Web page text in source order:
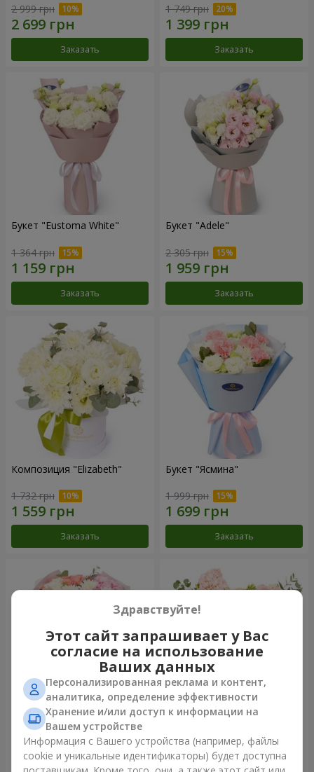
2 999 грн
Заказать
1 749 грн
Заказать
Букет "Eustoma White"
1 364 грн
Заказать
Букет "Adele"
2 305 грн
Заказать
Композиция "Elizabeth"
1 732 грн
Заказать
Букет "Ясмина"
1 999 грн
Заказать
Букет "Желаю счастья"
3 949 грн
Композиция "Spring Wind"
11 665 грн
Здравствуйте!
Этот сайт запрашивает у Вас
согласие на использование
Ваших данных
Персонализированная реклама и контент,
аналитика, определение эффективности
Хранение и/или доступ к информации на
Вашем устройстве
Информация с Вашего устройства (например, файлы
cookie и уникальные идентификаторы) будет доступна